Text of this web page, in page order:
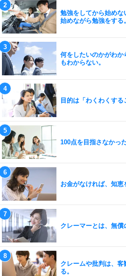
勉強をしてから始めな
始めながら勉強をする。
何をしたいのかがわ
もわからない。
目的は「わくわくする
100点を目指さなかっ
お金がなければ、知恵
クレーマーとは、無償
クレームや批判は、
る。